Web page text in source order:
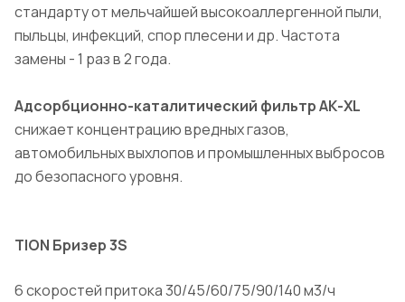
стандарту от мельчайшей высокоаллергенной пыли,
пыльцы, инфекций, спор плесени и др. Частота
замены - 1 раз в 2 года.
Адсорбционно-каталитический фильтр АК-XL
снижает концентрацию вредных газов,
автомобильных выхлопов и промышленных выбросов
до безопасного уровня.
TION Бризер 3S
6 скоростей притока 30/45/60/75/90/140 м3/ч